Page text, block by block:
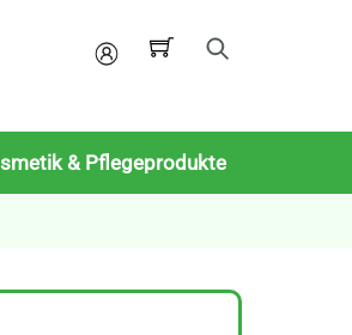
Mein
& Pflegeprodukte